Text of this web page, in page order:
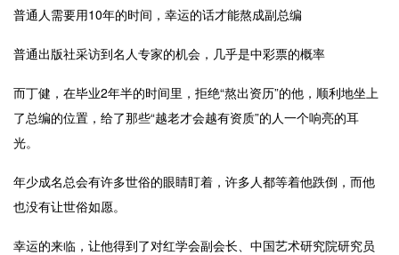
普通人需要用10年的时间，幸运的话才能熬成副总编
普通出版社采访到名人专家的机会，几乎是中彩票的概率
而丁健，在毕业2年半的时间里，拒绝“熬出资历”的他，顺利地坐上
了总编的位置，给了那些“越老才会越有资质”的人一个响亮的耳
光。
年少成名总会有许多世俗的眼睛盯着，许多人都等着他跌倒，而他
也没有让世俗如愿。
幸运的来临，让他得到了对红学会副会长、中国艺术研究院研究员